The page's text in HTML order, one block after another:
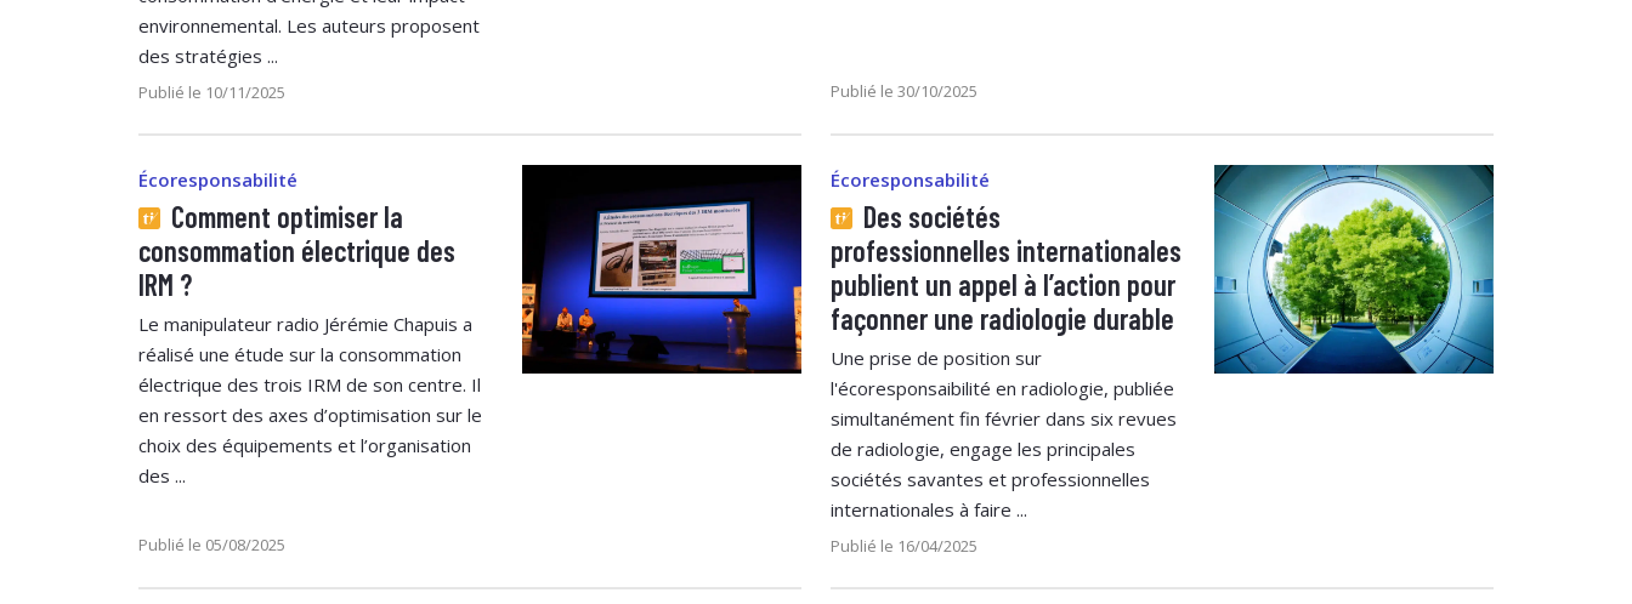
environnemental. Les auteurs proposent
des stratégies ...
Publié le 10/11/2025 Publié le 30/10/2025
Écoresponsabilité
Comment optimiser la
consommation électrique des
IRM ?
Le manipulateur radio Jérémie Chapuis a
réalisé une étude sur la consommation
électrique des trois IRM de son centre. Il
en ressort des axes d’optimisation sur le
choix des équipements et l’organisation
des ...
Publié le 05/08/2025
Écoresponsabilité
Des sociétés
professionnelles internationales
publient un appel à l’action pour
façonner une radiologie durable
Une prise de position sur
l'écoresponsaibilité en radiologie, publiée
simultanément fin février dans six revues
de radiologie, engage les principales
sociétés savantes et professionnelles
internationales à faire ...
Publié le 16/04/2025